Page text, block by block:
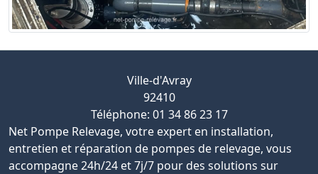
Ville-d'Avray
92410
Téléphone: 01 34 86 23 17
Net Pompe Relevage, votre expert en installation,
entretien et réparation de pompes de relevage, vous
accompagne 24h/24 et 7j/7 pour des solutions sur